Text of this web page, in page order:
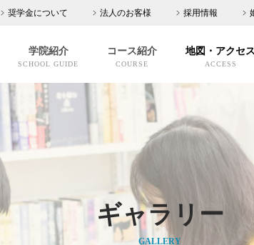
奨学金について 法人のお客様 採用情報
学院紹介
SCHOOL GUIDE
コース紹介
COURSE
地図・アクセス
ACCESS
ギャラリー
GALLERY